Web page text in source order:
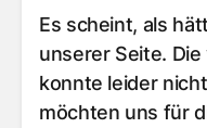
Es scheint, als
unserer Seite.
konnte leider
möchten uns für